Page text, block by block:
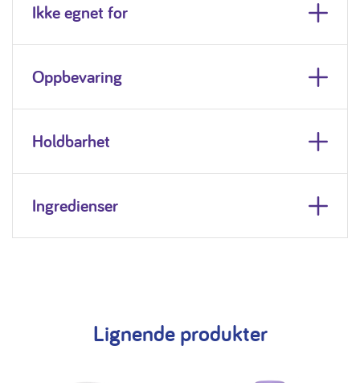
Ikke egnet for
Oppbevaring
Holdbarhet
Ingredienser
Lignende produkter